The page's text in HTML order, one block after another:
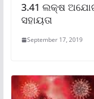
3.41 ଲକ୍ଷ
ସହାୟତା
September 17, 2019